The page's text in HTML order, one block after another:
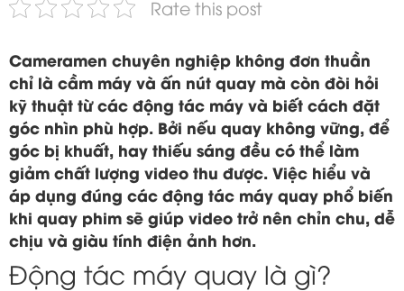
Rate this post
Cameramen chuyên nghiệp không đơn thuần
chỉ là cầm máy và ấn nút quay mà còn đòi hỏi
kỹ thuật từ các động tác máy và biết cách đặt
góc nhìn phù hợp. Bởi nếu quay không vững, để
góc bị khuất, hay thiếu sáng đều có thể làm
giảm chất lượng video thu được. Việc hiểu và
áp dụng đúng các động tác máy quay phổ biến
khi quay phim sẽ giúp video trở nên chỉn chu, dễ
chịu và giàu tính điện ảnh hơn.
Động tác máy quay là gì?